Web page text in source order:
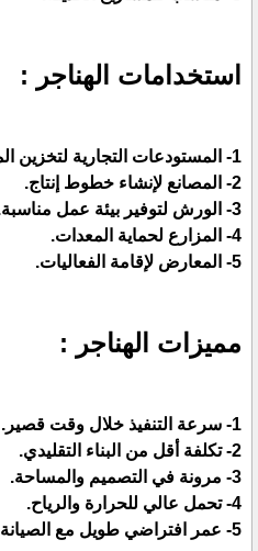
استخدامات الهناجر :
1- المستودعات التجارية لتخزين المنتجات.
2- المصانع لإنشاء خطوط إنتاج.
3- الورش لتوفير بيئة عمل مناسبة.
4- المزارع لحماية المعدات.
5- المعارض لإقامة الفعاليات.
مميزات الهناجر :
1- سرعة التنفيذ خلال وقت قصير.
2- تكلفة أقل من البناء التقليدي.
3- مرونة في التصميم والمساحة.
4- تحمل عالي للحرارة والرياح.
5- عمر افتراضي طويل مع الصيانة.